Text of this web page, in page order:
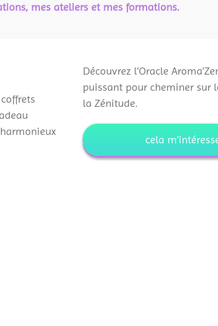
mes ateliers et mes formations.
Découvrez l’Oracle
puissant pour cheminer sur
la Zénitude.
cela